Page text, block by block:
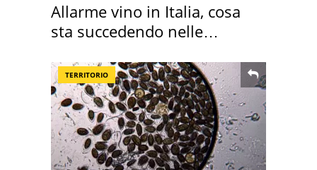
Allarme vino in Italia, cosa
sta succedendo nelle
TERRITORIO